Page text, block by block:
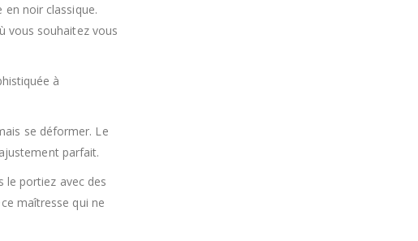
noir classique.
vous souhaitez vous
à
se déformer. Le
parfait.
le portiez avec des
maîtresse qui ne